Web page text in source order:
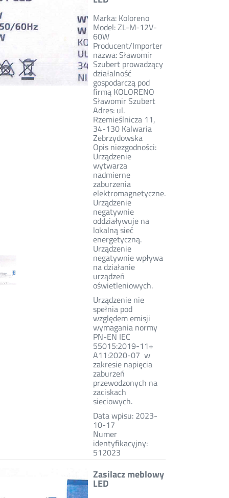
Marka: Koloreno
Model: ZL-M-12V-
60W
Producent/Importer
nazwa: Sławomir
Szubert prowadzący
działalność
gospodarczą pod
firmą KOLORENO
Sławomir Szubert
Adres: ul.
Rzemieślnicza 11,
34-130 Kalwaria
Zebrzydowska
Opis niezgodności:
Urządzenie
wytwarza
nadmierne
zaburzenia
elektromagnetyczne.
Urządzenie
negatywnie
oddziaływuje na
lokalną sieć
energetyczną.
Urządzenie
negatywnie wpływa
na działanie
urządzeń
oświetleniowych.
Urządzenie nie
spełnia pod
względem emisji
wymagania normy
PN-EN IEC
55015:2019-11+
A11:2020-07 w
zakresie napięcia
zaburzeń
przewodzonych na
zaciskach
sieciowych.
Data wpisu: 2023-
10-17
Numer
identyfikacyjny:
512023
Zasilacz meblowy
LED